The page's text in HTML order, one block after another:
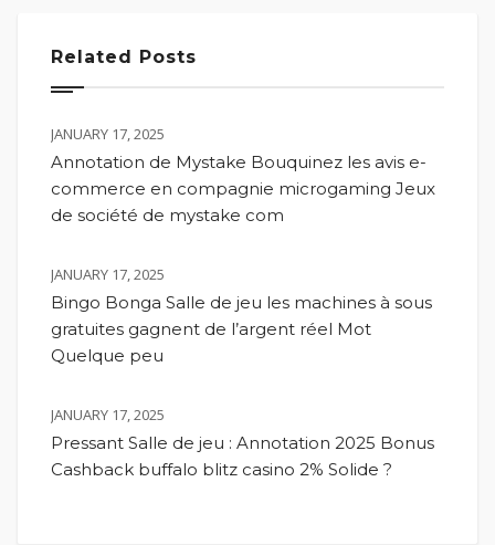
Related Posts
JANUARY 17, 2025
Annotation de Mystake Bouquinez les avis e-
commerce en compagnie microgaming Jeux
de société de mystake com
JANUARY 17, 2025
Bingo Bonga Salle de jeu les machines à sous
gratuites gagnent de l’argent réel Mot
Quelque peu
JANUARY 17, 2025
Pressant Salle de jeu : Annotation 2025 Bonus
Cashback buffalo blitz casino 2% Solide ?